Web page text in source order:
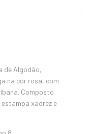
de Algodão,
na cor rosa, com
Composto
xadrez e